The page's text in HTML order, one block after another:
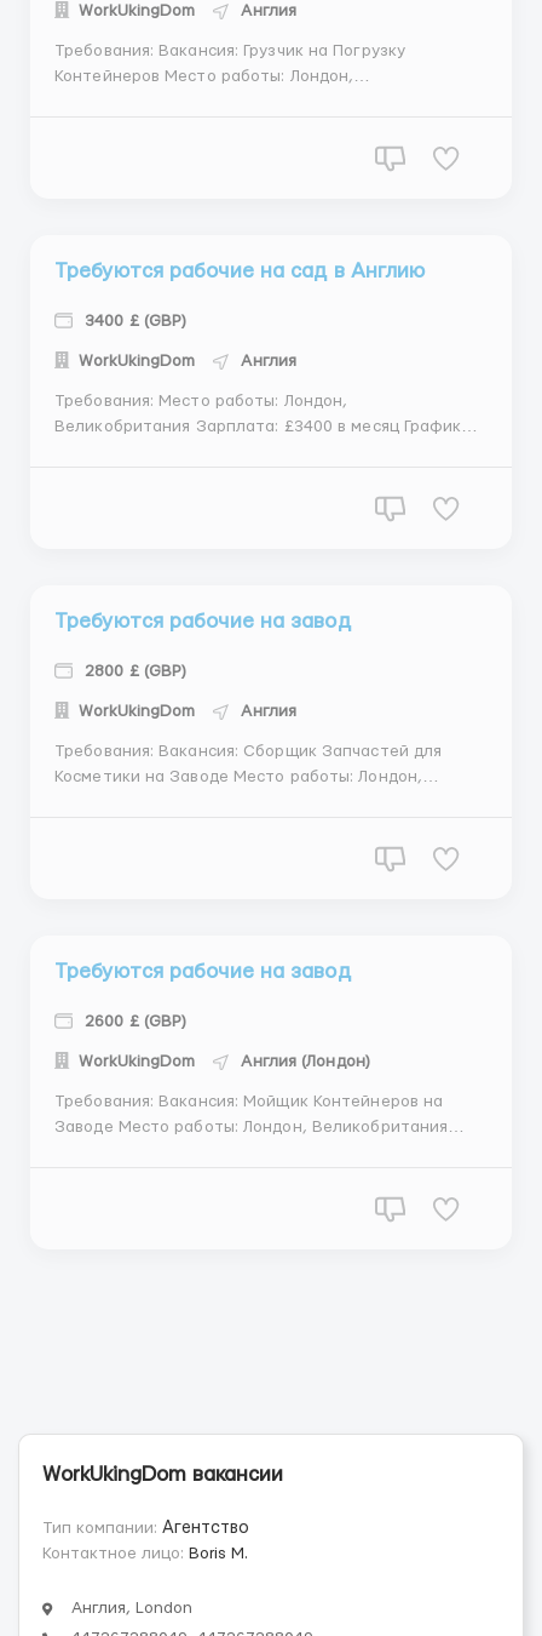
WorkUkingDom Англия
Требования: Вакансия: Грузчик на Погрузку
Контейнеров Место работы: Лондон,
Требуются рабочие на сад в Англию
3400 £ (GBP)
WorkUkingDom Англия
Требования: Место работы: Лондон,
Великобритания Зарплата: £3400 в месяц График
Требуются рабочие на завод
2800 £ (GBP)
WorkUkingDom Англия
Требования: Вакансия: Сборщик Запчастей для
Косметики на Заводе Место работы: Лондон,
работы: 5 рабочих дней в неделю, 2 выходных
Требуются рабочие на завод
2600 £ (GBP)
WorkUkingDom Англия (Лондон)
Требования: Вакансия: Мойщик Контейнеров на
Заводе Место работы: Лондон, Великобритания
очистка контейнеров на производственном заводе
WorkUkingDom вакансии
Тип компании: Агентство
Контактное лицо: Boris M.
Англия, London